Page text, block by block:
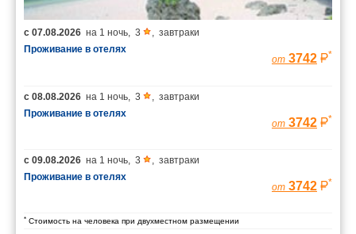
с 07.08.2026 на 1 ночь, 3 , завтраки
Проживание в отелях
от 3742 *
с 08.08.2026 на 1 ночь, 3 , завтраки
Проживание в отелях
от 3742 *
с 09.08.2026 на 1 ночь, 3 , завтраки
Проживание в отелях
от 3742 *
* Стоимость на человека при двухместном размещении